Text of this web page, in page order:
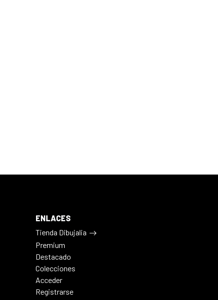
ENLACES
Tienda Dibujalia
Premium
Destacado
Colecciones
Acceder
Registrarse